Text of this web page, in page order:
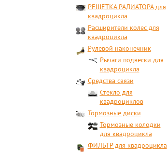
РЕШЕТКА РАДИАТОРА для
квадроцикла
Расширители колес для
квадроцикла
Рулевой наконечник
Рычаги подвески для
квадроцикла
Средства связи
Стекло для
квадроциклов
Тормозные диски
Тормозные колодки
для квадроцикла
ФИЛЬТР для квадроцикла